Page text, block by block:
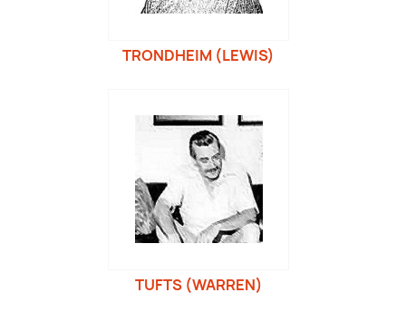
TRONDHEIM (LEWIS)
TUFTS (WARREN)